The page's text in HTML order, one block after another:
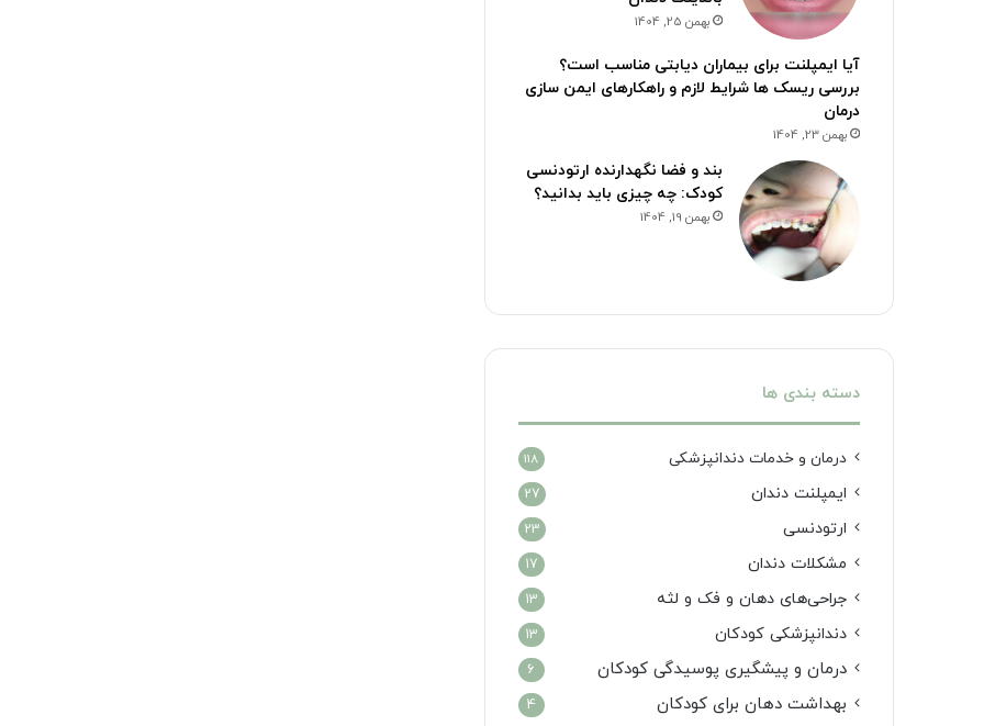
بهمن 25, 1404
آیا ایمپلنت برای بیماران دیابتی مناسب است؟
بررسی ریسک ها شرایط لازم و راهکارهای ایمن سازی
درمان
بهمن 23, 1404
بند و فضا نگهدارنده ارتودنسی
کودک: چه چیزی باید بدانید؟
بهمن 19, 1404
دسته بندی ها
درمان‌ و خدمات دندانپزشکی 118
ایمپلنت دندان 27
ارتودنسی 23
مشکلات دندان 17
جراحی‌های دهان و فک و لثه 13
دندانپزشکی کودکان 13
درمان و پیشگیری پوسیدگی کودکان 6
بهداشت دهان برای کودکان 4